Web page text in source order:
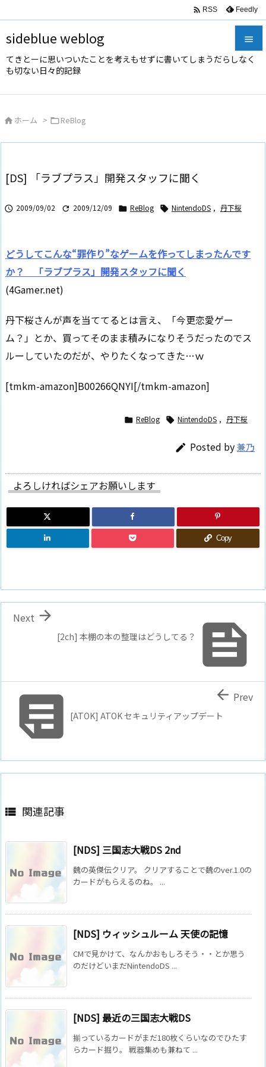
sideblue weblog
てきとーに思いついたことを考えもせずに書いてしまうだらしなく
も切ない日々的記録



 RSS Feedly
 ホーム > ReBlog
[DS] 「ラブプラス」開発スタッフに聞く
 2009/09/02  2009/12/09  ReBlog  NintendoDS , 丹下桜
どうしてこんな“罪作り”なゲームを作ってしまったんです
か？ 「ラブプラス」開発スタッフに聞く
(4Gamer.net)
丹下桜さんが声を当ててるとは言え、「今更恋愛ゲー
ム？」とか、買ってそのまま積みになりそうだったのでス
ルーしていたのだが、やりたくなってきた…ｗ
[tmkm-amazon]B00266QNYI[/tmkm-amazon]
 ReBlog  NintendoDS , 丹下桜
 Posted by兼乃
よろしければシェアお願いします
Copy

[2ch] 本棚の本の整理はどうしてる？

Next
[ATOK] ATOK セキュリティアップデート
 Prev
 関連記事
[NDS] 三国志大戦DS 2nd
魏の英傑伝クリア。 クリアすることで魏のver.1.0の
カードがもらえるのね。 ...
[NDS] ウィッシュルーム 天使の記憶
CMで見かけて、なんかおもしろそう・・とか思う
のだけどいまだNintendoDS ...
[NDS] 最近の三国志大戦DS
揃っているカードがまだ180枚くらいなのでひたす
らカード掘り。 戦器集めも兼ねて ...